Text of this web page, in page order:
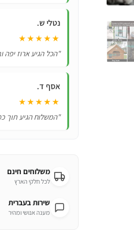
נטלי ש.
★★★★★
"הכל הגיע ארוז יפה
אסף ד.
★★★★★
"המשלוח הגיע תוך
משלוחים חינם
לכל חלקי הארץ
שירות בעברית
מענה אנושי ומהיר